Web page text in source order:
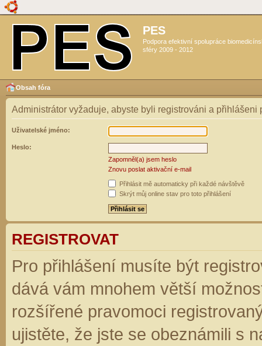
PES
Podpora efektivní spolupráce
sféry 2009 - 2012
Obsah fóra
Administrátor vyžaduje, abyste byli registrováni a přihlášeni
Uživatelské jméno:
Heslo:
Zapomněl(a) jsem heslo
Znovu poslat aktivační e-mail
Přihlásit mě automaticky při každé návštěvě
Skrýt můj online stav pro toto přihlášení
REGISTROVAT
Pro přihlášení musíte být
dává vám mnohem větší
rozšířené pravomoci
ujistěte, že jste se obeznámili s